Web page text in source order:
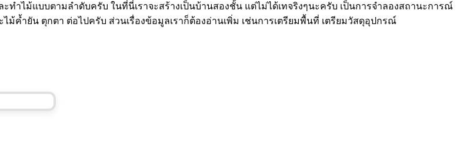
ำไม้แบบตามลำดับครับ ในที่นี่เราจะสร้างเป็นบ้านสองชั้น แต่ไม่ได้เทจริงๆนะครับ เป็นการจำลองสถานะการณ์
ค้ำยัน ตุกตา ต่อไปครับ ส่วนเรื่องข้อมูลเราก็ต้องอ่านเพิ่ม เช่นการเตรียมพื้นที่ เตรียมวัสดุอุปกรณ์